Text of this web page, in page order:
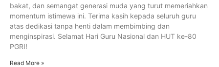
bakat, dan semangat generasi muda yang turut memeriahkan
momentum istimewa ini. Terima kasih kepada seluruh guru
atas dedikasi tanpa henti dalam membimbing dan
menginspirasi. Selamat Hari Guru Nasional dan HUT ke-80
PGRI!
Read More »